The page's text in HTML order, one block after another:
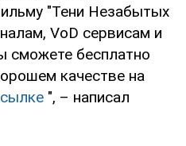
"Тени Незабытых
VoD сервисам и
сможете бесплатно
качестве на
", – написал